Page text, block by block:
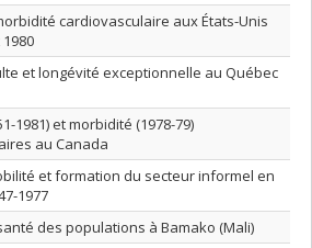
cardiovasculaire aux États-Unis
et longévité exceptionnelle au Québec
1981) et morbidité (1978-79)
au Canada
et formation du secteur informel en
1977
des populations à Bamako (Mali)